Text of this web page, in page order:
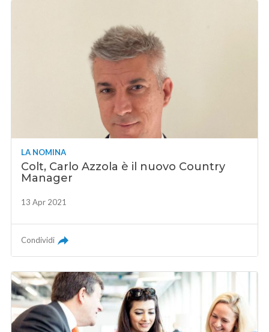
LA NOMINA
Colt, Carlo Azzola è il nuovo Country
Manager
13 Apr 2021
Condividi